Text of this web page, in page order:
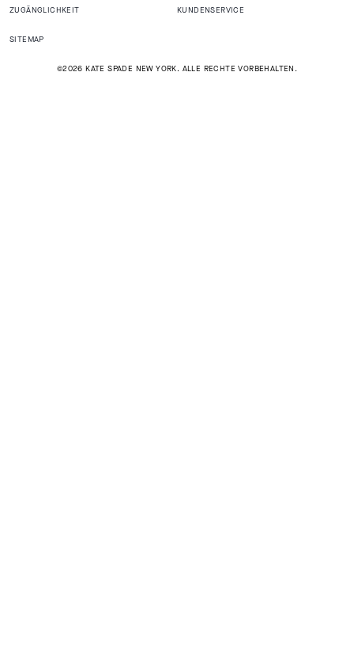
ZUGÄNGLICHKEIT KUNDENSERVICE
SITEMAP
©2026 KATE SPADE NEW YORK. ALLE RECHTE VORBEHALTEN.